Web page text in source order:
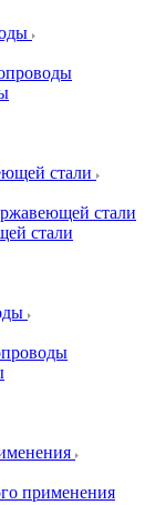
стали
стали
стали
применения